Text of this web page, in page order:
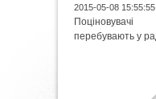
2015-05-08 15:55:55
перебувають у